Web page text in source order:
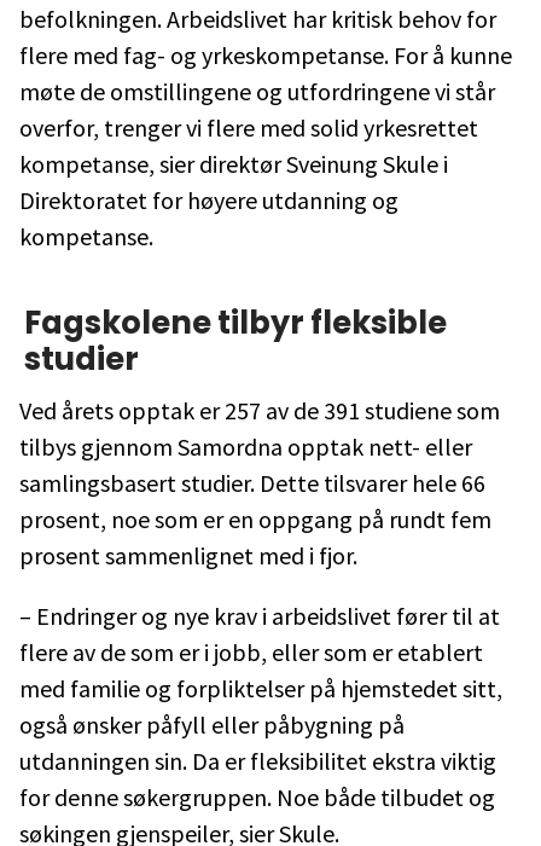
befolkningen. Arbeidslivet har kritisk behov for
flere med fag- og yrkeskompetanse. For å kunne
møte de omstillingene og utfordringene vi står
overfor, trenger vi flere med solid yrkesrettet
kompetanse, sier direktør Sveinung Skule i
Direktoratet for høyere utdanning og
kompetanse.
Fagskolene tilbyr fleksible
studier
Ved årets opptak er 257 av de 391 studiene som
tilbys gjennom Samordna opptak nett- eller
samlingsbasert studier. Dette tilsvarer hele 66
prosent, noe som er en oppgang på rundt fem
prosent sammenlignet med i fjor.
– Endringer og nye krav i arbeidslivet fører til at
flere av de som er i jobb, eller som er etablert
med familie og forpliktelser på hjemstedet sitt,
også ønsker påfyll eller påbygning på
utdanningen sin. Da er fleksibilitet ekstra viktig
for denne søkergruppen. Noe både tilbudet og
søkingen gjenspeiler, sier Skule.